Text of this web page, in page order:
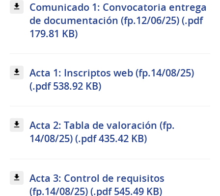
Comunicado 1: Convocatoria entrega
de documentación (fp.12/06/25) (.pdf
179.81 KB)
Acta 1: Inscriptos web (fp.14/08/25)
(.pdf 538.92 KB)
Acta 2: Tabla de valoración (fp.
14/08/25) (.pdf 435.42 KB)
Acta 3: Control de requisitos
(fp.14/08/25) (.pdf 545.49 KB)